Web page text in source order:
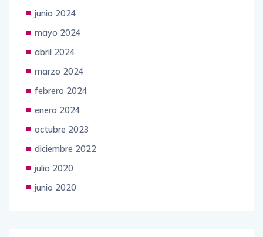
junio 2024
mayo 2024
abril 2024
marzo 2024
febrero 2024
enero 2024
octubre 2023
diciembre 2022
julio 2020
junio 2020